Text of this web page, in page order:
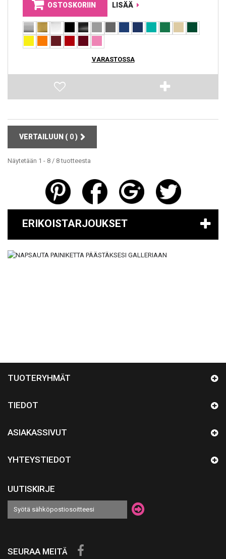
OSTOSKORIIN LISÄÄ
VARASTOSSA
VERTAILUUN ( 0)
Näytetään 1 - 8 / 8 tuotteesta
ERIKOISTARJOUKSET
TUOTERYHMÄT
TIEDOT
ASIAKASSIVUT
YHTEYSTIEDOT
UUTISKIRJE
SEURAA MEITÄ